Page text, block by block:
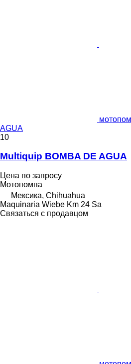
AGUA
10
Multiquip BOMBA DE AGUA
Цена по запросу
Мотопомпа
Мексика, Chihuahua
Maquinaria Wiebe Km 24 Sa
Связаться с продавцом